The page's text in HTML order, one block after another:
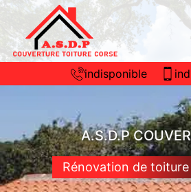
indisponible
A.S.D.P
Rénovation de